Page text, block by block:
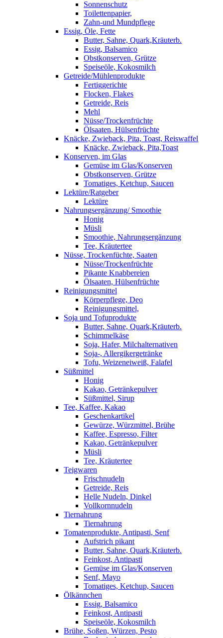
Sonnenschutz
Toilettenpapier,
Zahn-und Mundpflege
Essig, Öle, Fette
Butter, Sahne, Quark,Kräuterb.
Essig, Balsamico
Obstkonserven, Grütze
Speiseöle, Kokosmilch
Getreide/Mühlenprodukte
Fertiggerichte
Flocken, Flakes
Getreide, Reis
Mehl
Nüsse/Trockenfrüchte
Ölsaaten, Hülsenfrüchte
Knäcke, Zwieback, Pita, Toast, Reiswaffel
Knäcke, Zwieback, Pita,Toast
Konserven, im Glas
Gemüse im Glas/Konserven
Obstkonserven, Grütze
Tomatiges, Ketchup, Saucen
Lektüre/Ratgeber
Lektüre
Nahrungsergänzung/ Smoothie
Honig
Müsli
Smoothie, Nahrungsergänzung
Tee, Kräutertee
Nüsse, Trockenfüchte, Saaten
Nüsse/Trockenfrüchte
Pikante Knabbereien
Ölsaaten, Hülsenfrüchte
Reinigungsmittel
Körperpflege, Deo
Reinigungsmittel,
Soja und Tofuprodukte
Butter, Sahne, Quark,Kräuterb.
Schimmelkäse
Soja, Hafer, Milchalternativen
Soja-, Allergikergetränke
Tofu, Weizeneiweiß, Falafel
Süßmittel
Honig
Kakao, Getränkepulver
Süßmittel, Sirup
Tee, Kaffee, Kakao
Geschenkartikel
Gewürze, Würzmittel, Brühe
Kaffee, Espresso, Filter
Kakao, Getränkepulver
Müsli
Tee, Kräutertee
Teigwaren
Frischnudeln
Getreide, Reis
Helle Nudeln, Dinkel
Vollkornnudeln
Tiernahrung
Tiernahrung
Tomatenprodukte, Antipasti, Senf
Aufstrich pikant
Butter, Sahne, Quark,Kräuterb.
Feinkost, Antipasti
Gemüse im Glas/Konserven
Senf, Mayo
Tomatiges, Ketchup, Saucen
Ölkännchen
Essig, Balsamico
Feinkost, Antipasti
Speiseöle, Kokosmilch
Brühe, Soßen, Würzen, Pesto